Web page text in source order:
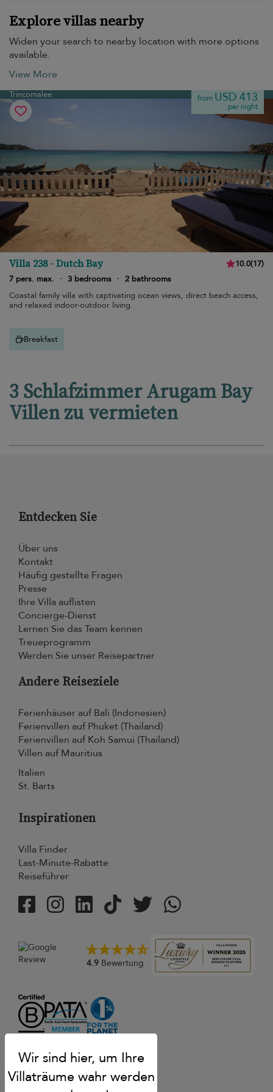
Explore villas nearby
Widen your search to nearby location with more options
available.
View More
Trincomalee from USD 413
per night
Villa 238 - Dutch Bay 10.0(17)
7 pers. max.
· 3 bedrooms · 2 bathrooms
Coastal family villa with captivating ocean views, direct beach access,
and relaxed indoor-outdoor living.
Breakfast
3 Schlafzimmer Arugam Bay
Villen zu vermieten
Entdecken Sie
Über uns
Kontakt
Häufig gestellte Fragen
Presse
Ihre Villa auflisten
Concierge-Dienst
Lernen Sie das Team kennen
Treueprogramm
Werden Sie unser Reisepartner
Andere Reiseziele
Ferienhäuser auf Bali (Indonesien)
Ferienvillen auf Phuket (Thailand)
Ferienvillen auf Koh Samui (Thailand)
Villen auf Mauritius
Italien
St. Barts
Inspirationen
Villa Finder
Last-Minute-Rabatte
Reiseführer
4.9 Bewertung